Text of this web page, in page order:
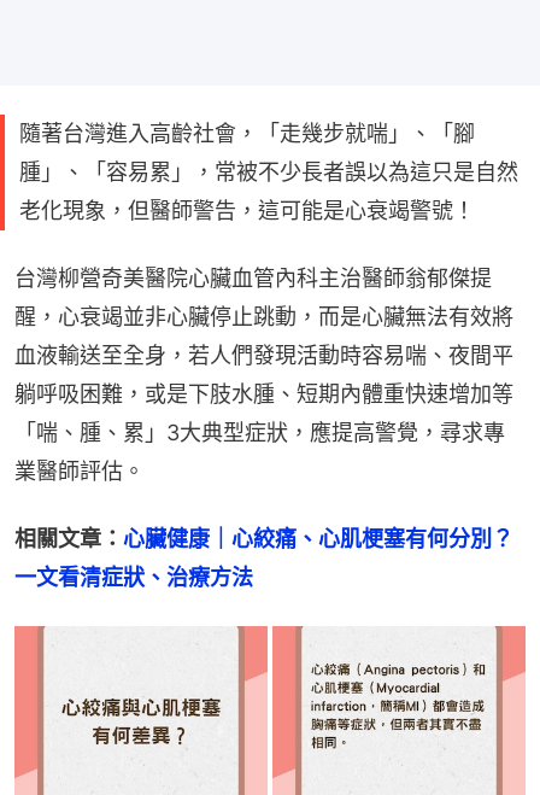
隨著台灣進入高齡社會，「走幾步就喘」、「腳
腫」、「容易累」，常被不少長者誤以為這只是自然
老化現象，但醫師警告，這可能是心衰竭警號！
台灣柳營奇美醫院心臟血管內科主治醫師翁郁傑提
醒，心衰竭並非心臟停止跳動，而是心臟無法有效將
血液輸送至全身，若人們發現活動時容易喘、夜間平
躺呼吸困難，或是下肢水腫、短期內體重快速增加等
「喘、腫、累」3大典型症狀，應提高警覺，尋求專
業醫師評估。
相關文章： 心臟健康｜心絞痛、心肌梗塞有何分別？
一文看清症狀、治療方法